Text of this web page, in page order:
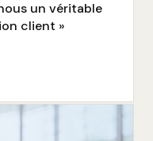
un véritable
client »